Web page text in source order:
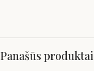
Panašūs produktai